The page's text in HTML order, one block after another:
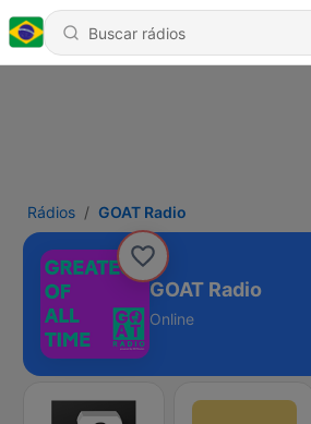
Rádios GOAT Radio
GOAT Radio
Online